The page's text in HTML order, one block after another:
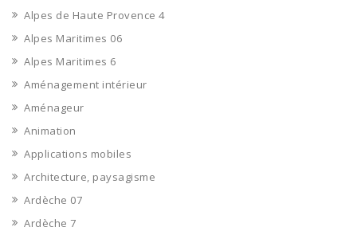
Alpes de Haute Provence 4
Alpes Maritimes 06
Alpes Maritimes 6
Aménagement intérieur
Aménageur
Animation
Applications mobiles
Architecture, paysagisme
Ardèche 07
Ardèche 7